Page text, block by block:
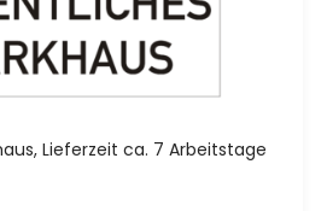
Lieferzeit ca. 7 Arbeitstage